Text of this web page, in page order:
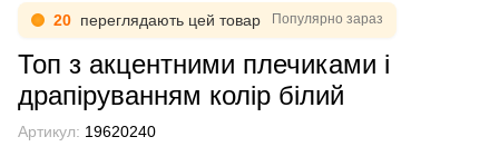
20 переглядають цей товар Популярно зараз
Топ з акцентними плечиками і
драпіруванням колір білий
Артикул: 19620240